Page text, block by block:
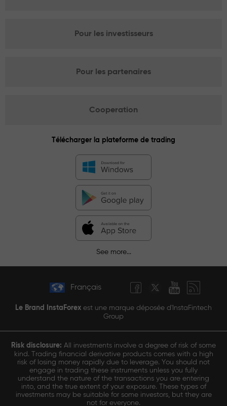
Pour les investisseurs
Pour les partenaires
Cooperation
Télécharger la plateforme de trading
See more...
Français
Le Brand InstaForex est une marque déposée d'InstaFintech
Group
Risk disclosure: All investments involve a degree of risk of some
kind. Trading financial derivative products comes with a high
risk of losing money rapidly due to leverage. You should not
engage in trading these instruments unless you fully
understand the nature of the transactions you are entering
into, and the true extent of your exposure. These types of
investments may be suitable for some investors, but they are
not for everyone.